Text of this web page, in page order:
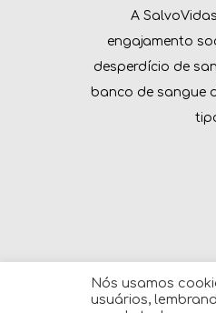
A
engajamento
desperdício de
banco de sangue
Nós usamos
usuários,